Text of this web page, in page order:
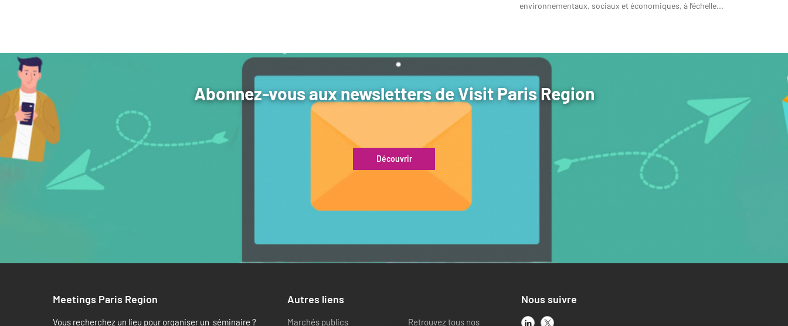
environnementaux, sociaux et économiques, à l’échelle...
Abonnez-vous aux newsletters de Visit Paris Region
Découvrir
Meetings Paris Region
Vous recherchez un lieu pour organiser un séminaire ?
Autres liens
Marchés publics Retrouvez tous nos
Nous suivre